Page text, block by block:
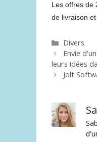
Les offres de
de livraison
Catégories
Divers
Envie
leurs idées
Jolt